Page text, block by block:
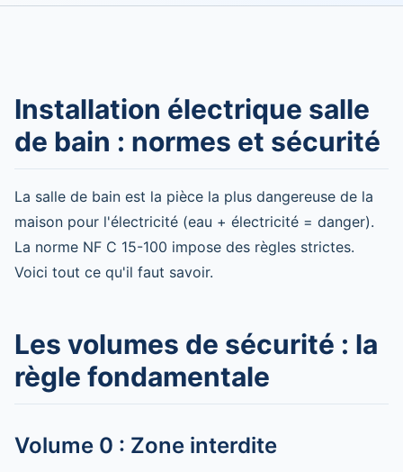
Installation électrique salle
de bain : normes et sécurité
La salle de bain est la pièce la plus dangereuse de la
maison pour l'électricité (eau + électricité = danger).
La norme NF C 15-100 impose des règles strictes.
Voici tout ce qu'il faut savoir.
Les volumes de sécurité : la
règle fondamentale
Volume 0 : Zone interdite